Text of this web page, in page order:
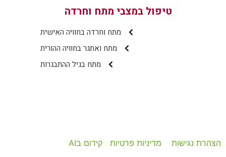
טיפול במצבי מתח וחרדה
מתח וחרדה בחוויה האישית
מתח ואתגר בחוויה ההורית
מתח בגיל ההתבגרות
הצהרת נגישות מדיניות פרטיות קידום בAI